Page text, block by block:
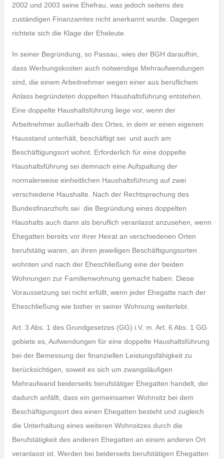
2002 und 2003 seine Ehefrau, was jedoch seitens des
zuständigen Finanzamtes nicht anerkannt wurde. Dagegen
richtete sich die Klage der Eheleute.
In seiner Begründung, so Passau, wies der BGH daraufhin,
dass Werbungskosten auch notwendige Mehraufwendungen
sind, die einem Arbeitnehmer wegen einer aus beruflichem
Anlass begründeten doppelten Haushaltsführung entstehen.
Eine doppelte Haushaltsführung liege vor, wenn der
Arbeitnehmer außerhalb des Ortes, in dem er einen eigenen
Hausstand unterhält, beschäftigt sei und auch am
Beschäftigungsort wohnt. Erforderlich für eine doppelte
Haushaltsführung sei demnach eine Aufspaltung der
normalerweise einheitlichen Haushaltsführung auf zwei
verschiedene Haushalte. Nach der Rechtsprechung des
Bundesfinanzhofs sei die Begründung eines doppelten
Haushalts auch dann als beruflich veranlasst anzusehen, wenn
Ehegatten bereits vor ihrer Heirat an verschiedenen Orten
berufstätig waren, an ihren jeweiligen Beschäftigungsorten
wohnten und nach der Eheschließung eine der beiden
Wohnungen zur Familienwohnung gemacht haben. Diese
Voraussetzung sei nicht erfüllt, wenn jeder Ehegatte nach der
Eheschließung wie bisher in seiner Wohnung weiterlebt.
Art. 3 Abs. 1 des Grundgesetzes (GG) i.V. m. Art. 6 Abs. 1 GG
gebiete es, Aufwendungen für eine doppelte Haushaltsführung
bei der Bemessung der finanziellen Leistungsfähigkeit zu
berücksichtigen, soweit es sich um zwangsläufigen
Mehraufwand beiderseits berufstätiger Ehegatten handelt, der
dadurch anfällt, dass ein gemeinsamer Wohnsitz bei dem
Beschäftigungsort des einen Ehegatten besteht und zugleich
die Unterhaltung eines weiteren Wohnsitzes durch die
Berufstätigkeit des anderen Ehegatten an einem anderen Ort
veranlasst ist. Werden bei beiderseits berufstätigen Ehegatten